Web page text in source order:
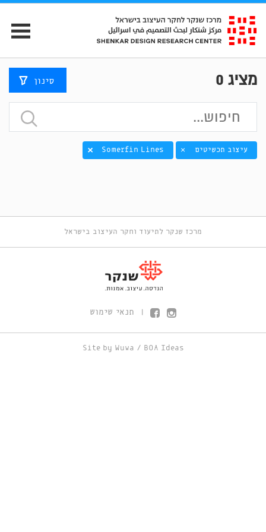
מציג 0 סינון
עיצוב תכשיטים ×
Somerfin Lines
מרכז שנקר לתיעוד וחקר העיצוב בישראל
תנאי שימוש
Site by Wuwa / BOA Ideas